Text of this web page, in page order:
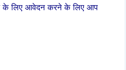
के लिए आवेदन करने के लिए आप